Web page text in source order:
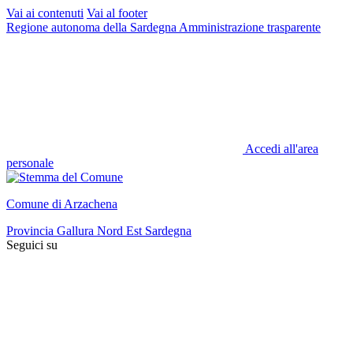
Vai ai contenuti Vai al footer
Regione autonoma della Sardegna Amministrazione trasparente
Accedi all'area
personale
Comune di Arzachena
Provincia Gallura Nord Est Sardegna
Seguici su